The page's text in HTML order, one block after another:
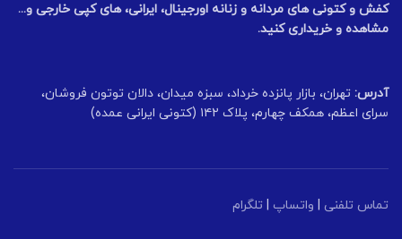
کفش و کتونی های مردانه و زنانه اورجینال، ایرانی، های کپی خارجی و...
مشاهده و خریداری کنید.
آدرس: تهران، بازار پانزده خرداد، سبزه میدان، دالان توتون فروشان،
سرای اعظم، همکف چهارم، پلاک ۱۴۲ (کتونی ایرانی عمده)
تماس تلفنی | واتساپ | تلگرام